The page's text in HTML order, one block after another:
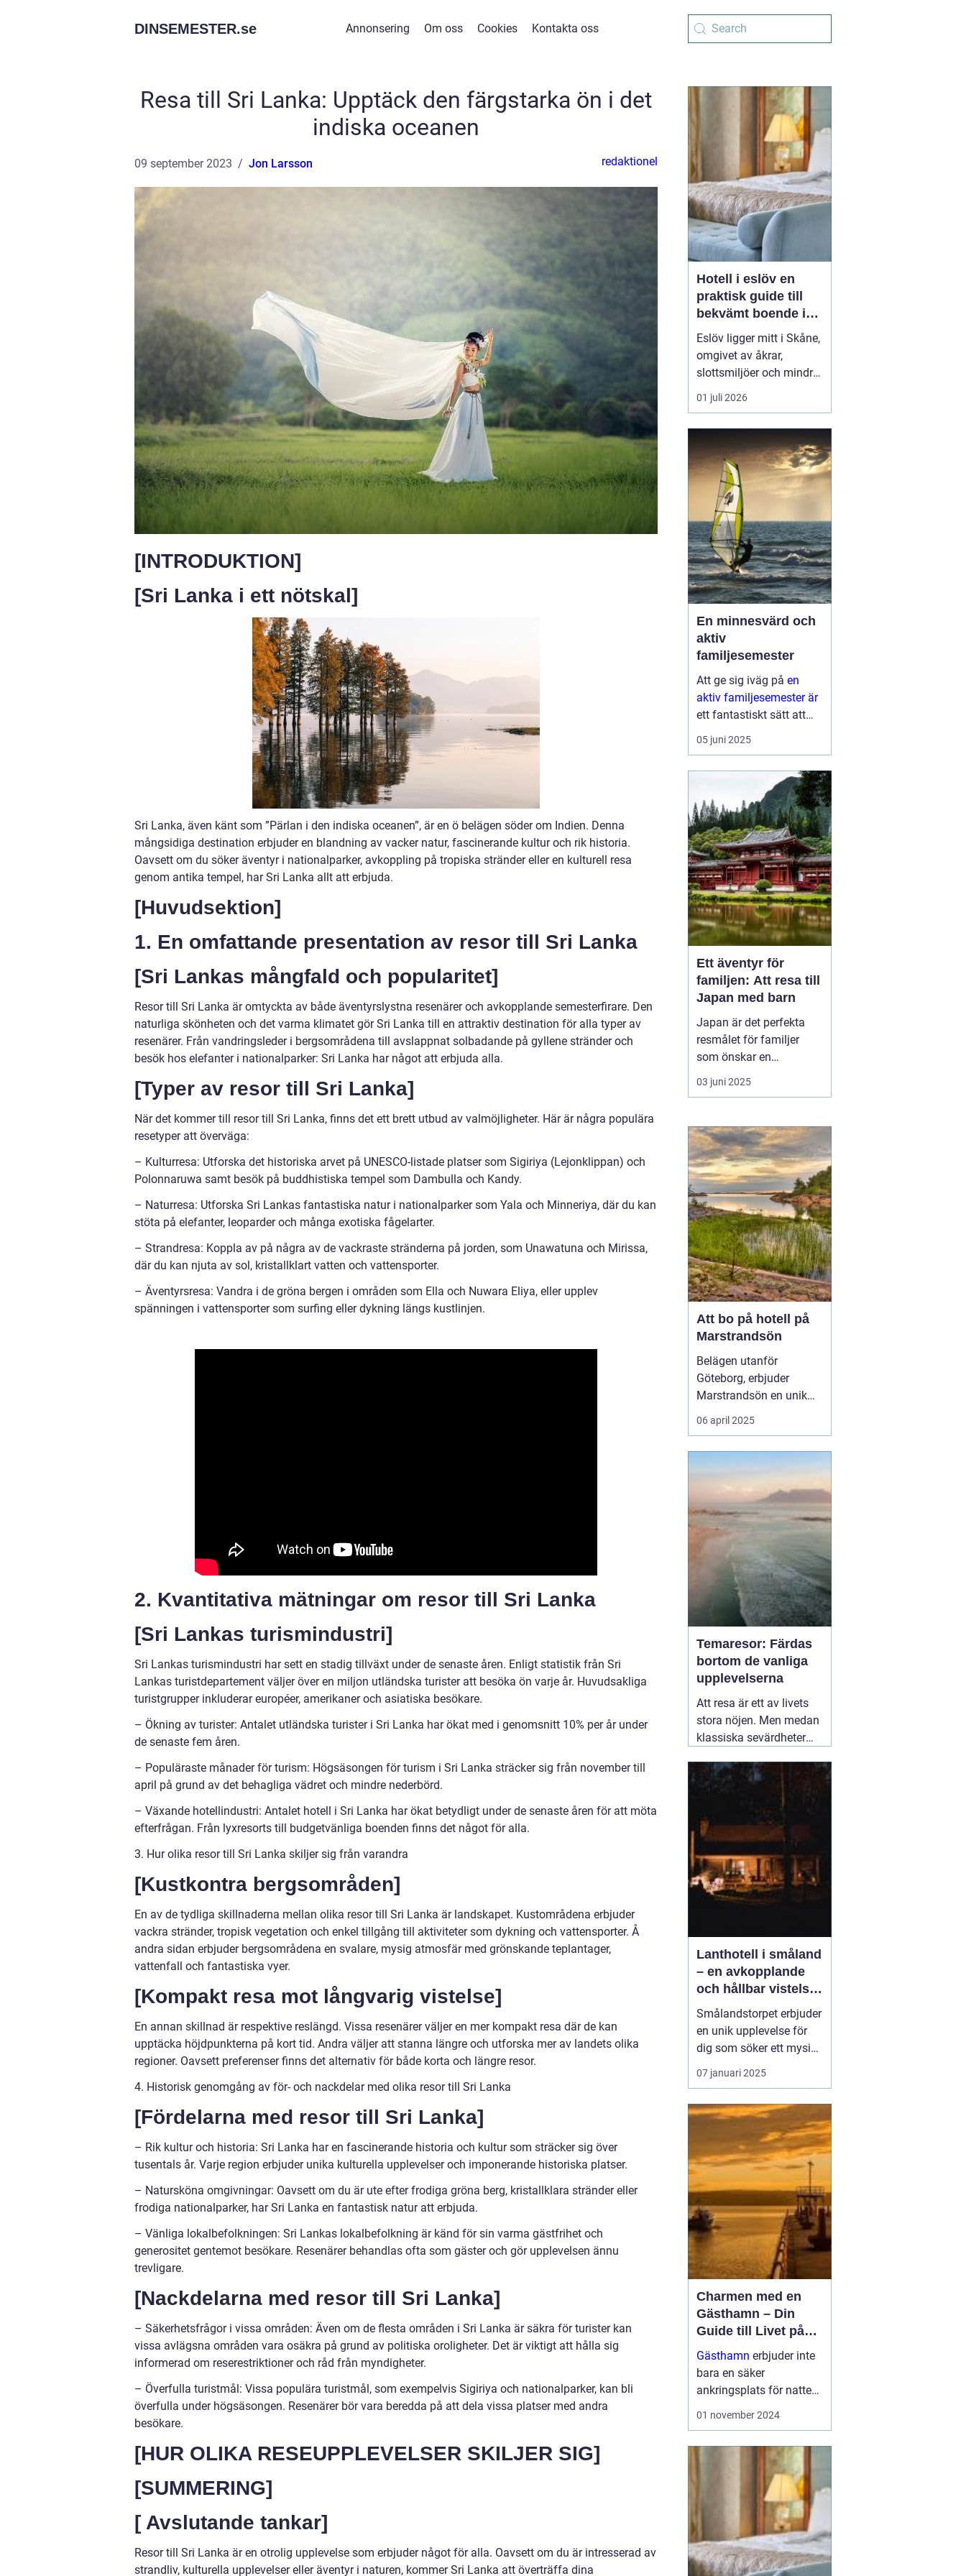
DINSEMESTER.se Annonsering Om oss Cookies Kontakta oss
Resa till Sri Lanka: Upptäck den färgstarka ön i det
indiska oceanen
09 september 2023 Jon Larsson redaktionel
[INTRODUKTION]
[Sri Lanka i ett nötskal]
Sri Lanka, även känt som ”Pärlan i den indiska oceanen”, är en ö belägen söder om Indien. Denna
mångsidiga destination erbjuder en blandning av vacker natur, fascinerande kultur och rik historia.
Oavsett om du söker äventyr i nationalparker, avkoppling på tropiska stränder eller en kulturell resa
genom antika tempel, har Sri Lanka allt att erbjuda.
[Huvudsektion]
1. En omfattande presentation av resor till Sri Lanka
[Sri Lankas mångfald och popularitet]
Resor till Sri Lanka är omtyckta av både äventyrslystna resenärer och avkopplande semesterfirare. Den
naturliga skönheten och det varma klimatet gör Sri Lanka till en attraktiv destination för alla typer av
resenärer. Från vandringsleder i bergsområdena till avslappnat solbadande på gyllene stränder och
besök hos elefanter i nationalparker: Sri Lanka har något att erbjuda alla.
[Typer av resor till Sri Lanka]
När det kommer till resor till Sri Lanka, finns det ett brett utbud av valmöjligheter. Här är några populära
resetyper att överväga:
– Kulturresa: Utforska det historiska arvet på UNESCO-listade platser som Sigiriya (Lejonklippan) och
Polonnaruwa samt besök på buddhistiska tempel som Dambulla och Kandy.
– Naturresa: Utforska Sri Lankas fantastiska natur i nationalparker som Yala och Minneriya, där du kan
stöta på elefanter, leoparder och många exotiska fågelarter.
– Strandresa: Koppla av på några av de vackraste stränderna på jorden, som Unawatuna och Mirissa,
där du kan njuta av sol, kristallklart vatten och vattensporter.
– Äventyrsresa: Vandra i de gröna bergen i områden som Ella och Nuwara Eliya, eller upplev
spänningen i vattensporter som surfing eller dykning längs kustlinjen.
2. Kvantitativa mätningar om resor till Sri Lanka
[Sri Lankas turismindustri]
Sri Lankas turismindustri har sett en stadig tillväxt under de senaste åren. Enligt statistik från Sri
Lankas turistdepartement väljer över en miljon utländska turister att besöka ön varje år. Huvudsakliga
turistgrupper inkluderar européer, amerikaner och asiatiska besökare.
– Ökning av turister: Antalet utländska turister i Sri Lanka har ökat med i genomsnitt 10% per år under
de senaste fem åren.
– Populäraste månader för turism: Högsäsongen för turism i Sri Lanka sträcker sig från november till
april på grund av det behagliga vädret och mindre nederbörd.
– Växande hotellindustri: Antalet hotell i Sri Lanka har ökat betydligt under de senaste åren för att möta
efterfrågan. Från lyxresorts till budgetvänliga boenden finns det något för alla.
3. Hur olika resor till Sri Lanka skiljer sig från varandra
[Kustkontra bergsområden]
En av de tydliga skillnaderna mellan olika resor till Sri Lanka är landskapet. Kustområdena erbjuder
vackra stränder, tropisk vegetation och enkel tillgång till aktiviteter som dykning och vattensporter. Å
andra sidan erbjuder bergsområdena en svalare, mysig atmosfär med grönskande teplantager,
vattenfall och fantastiska vyer.
[Kompakt resa mot långvarig vistelse]
En annan skillnad är respektive reslängd. Vissa resenärer väljer en mer kompakt resa där de kan
upptäcka höjdpunkterna på kort tid. Andra väljer att stanna längre och utforska mer av landets olika
regioner. Oavsett preferenser finns det alternativ för både korta och längre resor.
4. Historisk genomgång av för- och nackdelar med olika resor till Sri Lanka
[Fördelarna med resor till Sri Lanka]
– Rik kultur och historia: Sri Lanka har en fascinerande historia och kultur som sträcker sig över
tusentals år. Varje region erbjuder unika kulturella upplevelser och imponerande historiska platser.
– Natursköna omgivningar: Oavsett om du är ute efter frodiga gröna berg, kristallklara stränder eller
frodiga nationalparker, har Sri Lanka en fantastisk natur att erbjuda.
– Vänliga lokalbefolkningen: Sri Lankas lokalbefolkning är känd för sin varma gästfrihet och
generositet gentemot besökare. Resenärer behandlas ofta som gäster och gör upplevelsen ännu
trevligare.
[Nackdelarna med resor till Sri Lanka]
– Säkerhetsfrågor i vissa områden: Även om de flesta områden i Sri Lanka är säkra för turister kan
vissa avlägsna områden vara osäkra på grund av politiska oroligheter. Det är viktigt att hålla sig
informerad om reserestriktioner och råd från myndigheter.
– Överfulla turistmål: Vissa populära turistmål, som exempelvis Sigiriya och nationalparker, kan bli
överfulla under högsäsongen. Resenärer bör vara beredda på att dela vissa platser med andra
besökare.
[HUR OLIKA RESEUPPLEVELSER SKILJER SIG]
[SUMMERING]
[ Avslutande tankar]
Resor till Sri Lanka är en otrolig upplevelse som erbjuder något för alla. Oavsett om du är intresserad av
strandliv, kulturella upplevelser eller äventyr i naturen, kommer Sri Lanka att överträffa dina
Hotell i eslöv en
praktisk guide till
bekvämt boende i
hjärtat av skåne
Eslöv ligger mitt i Skåne,
omgivet av åkrar,
slottsmiljöer och mindre
orter. Läget gör staden
till en smart bas för både
tåg når du snabbt Lund,
Malmö, Helsingborg och
Köpenhamn, och med bil
tar du dig lika smidigt
vidare ut på...
01 juli 2026
En minnesvärd och
aktiv
familjesemester
Att ge sig iväg på en
aktiv familjesemester är
ett fantastiskt sätt att
tillbringa tid med nära
och kära medan man
och platser. Det...
05 juni 2025
Ett äventyr för
familjen: Att resa till
Japan med barn
Japan är det perfekta
resmålet för familjer
som önskar en
kombination av
spännande kultur,
och moderna
underhållningsmöjlighet
er. Med sitt rykte som en
säker och ren
destination erbjuder...
03 juni 2025
Att bo på hotell på
Marstrandsön
Belägen utanför
Göteborg, erbjuder
Marstrandsön en unik
kombination av historia
och naturskönhet, vilket
resmål för turister från
hela världen. Med dess
charmiga a...
06 april 2025
Temaresor: Färdas
bortom de vanliga
upplevelserna
Att resa är ett av livets
stora nöjen. Men medan
klassiska sevärdheter
lockar många, finns det
en växande skara av
resenärer som söker
något mer speciellt.05
mars 2025
Lanthotell i småland
– en avkopplande
och hållbar vistelse
på smålandstorpet
Smålandstorpet erbjuder
en unik upplevelse för
dig som söker ett mysigt
lanthotell
Smålands skogar. Med
det perfekt för en avko...
07 januari 2025
Charmen med en
Gästhamn – Din
Guide till Livet på
Bryggan
Gästhamn erbjuder inte
bara en säker
ankringsplats för natten,
utan dem är också en
01 november 2024